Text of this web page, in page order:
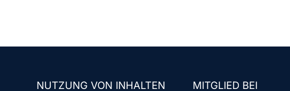
NUTZUNG VON INHALTEN
MITGLIED BEI